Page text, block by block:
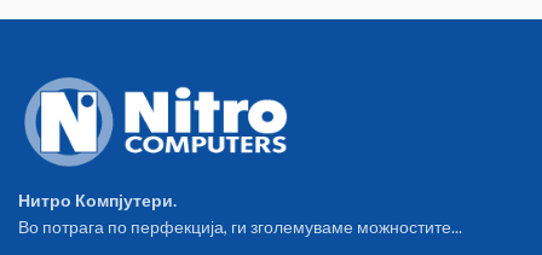
20KHz. Чувствителност:
на кутија на одделен звучник: 7
x 7 x 7 cm. Боја: црна со
портокалови рабови за кул
изглед. Се напојува со струја
или со 5V адаптер директно во
струен приклучок. Регулатор
Нитро Компјутери.
Во потрага по перфекција, ги зголемуваме можностите...